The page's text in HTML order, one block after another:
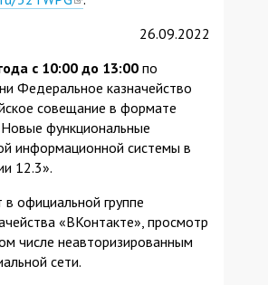
26.09.2022
с 10:00 до 13:00 по
Федеральное казначейство
совещание в формате
функциональные
информационной системы в
12.3».
в официальной группе
«ВКонтакте», просмотр
числе неавторизированным
сети.